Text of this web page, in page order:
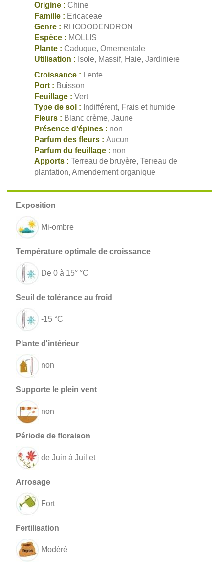
Origine : Chine
Famille : Ericaceae
Genre : RHODODENDRON
Espèce : MOLLIS
Plante : Caduque, Ornementale
Utilisation : Isole, Massif, Haie, Jardiniere
Croissance : Lente
Port : Buisson
Feuillage : Vert
Type de sol : Indifférent, Frais et humide
Fleurs : Blanc crème, Jaune
Présence d'épines : non
Parfum des fleurs : Aucun
Parfum du feuillage : non
Apports : Terreau de bruyère, Terreau de
plantation, Amendement organique
Mi-ombre
De 0 à 15° °C
-15 °C
non
non
de Juin à Juillet
Fort
Modéré